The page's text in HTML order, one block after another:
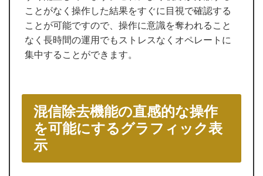
ことがなく操作した結果をすぐに目視で確認する
ことが可能ですので、操作に意識を奪われること
なく長時間の運用でもストレスなくオペレートに
集中することができます。
混信除去機能の直感的な操作
を可能にするグラフィック表
示